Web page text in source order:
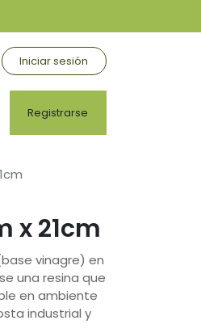
Iniciar sesión
Registrarse
x 21cm
vinagre) en
una resina que
en ambiente
industrial y